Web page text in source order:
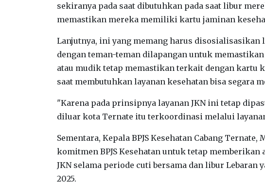
sekiranya pada saat dibutuhkan pada saat libur
memastikan mereka memiliki kartu jaminan
Lanjutnya, ini yang memang harus
dengan teman-teman dilapangan untuk
atau mudik tetap memastikan terkait dengan kartu
saat membutuhkan layanan kesehatan bisa segara
"Karena pada prinsipnya layanan JKN ini tetap
diluar kota Ternate itu terkoordinasi melalui layanan
Sementara, Kepala BPJS Kesehatan Cabang
komitmen BPJS Kesehatan untuk tetap
JKN selama periode cuti bersama dan libur Lebaran
2025.